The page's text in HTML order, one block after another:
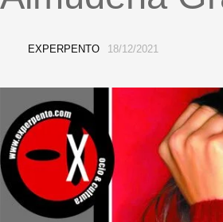
EXPERPENTO 18/12/2021